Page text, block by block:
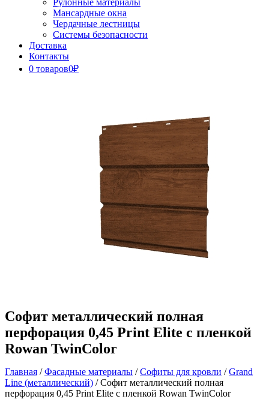
Мансардные окна
Чердачные лестницы
Системы безопасности
Доставка
Контакты
0 товаров0₽
Софит металлический полная
перфорация 0,45 Print Elite с пленкой
Rowan TwinColor
Главная /Фасадные материалы /Софиты для кровли /Grand
Line (металлический) / Софит металлический полная
перфорация 0,45 Print Elite с пленкой Rowan TwinColor